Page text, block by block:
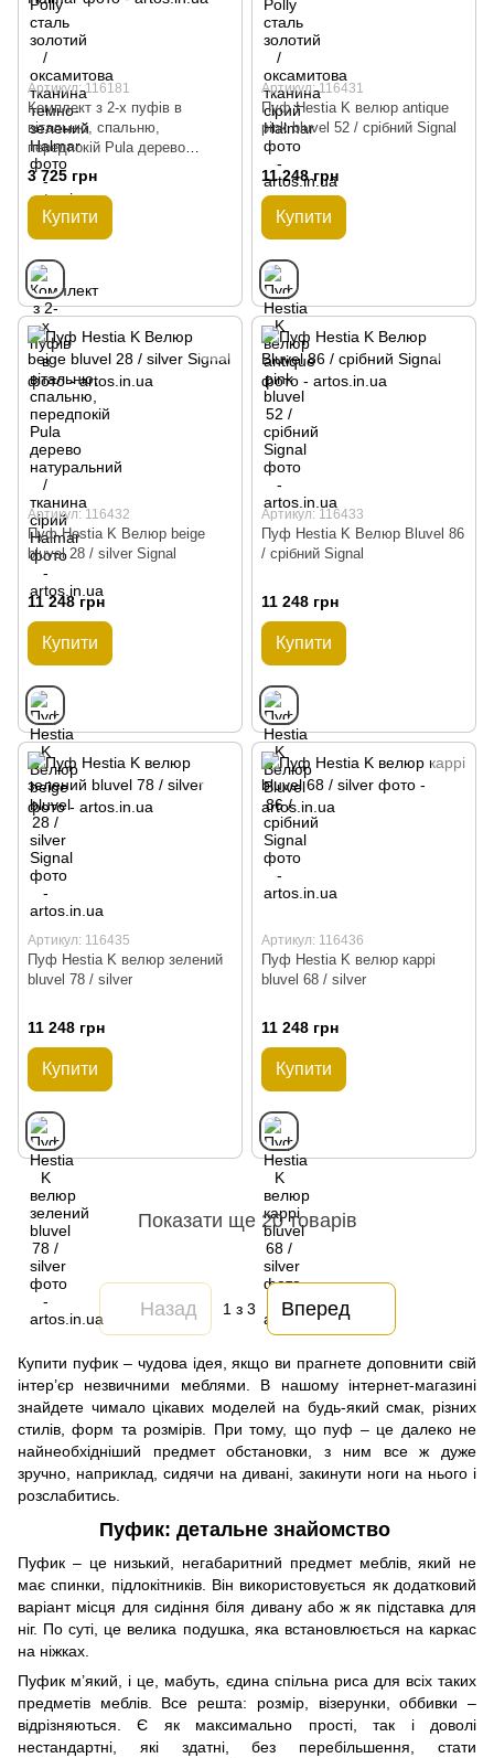
Артикул: 116181
Комплект з 2-х пуфів в
вітальню, спальню,
передпокій Pula дерево
натуральний / тканина сірий
Halmar
3 725 грн
Купити
Артикул: 116431
Пуф Hestia K велюр antique
pink bluvel 52 / срібний Signal
11 248 грн
Купити
Артикул: 116432
Пуф Hestia K Велюр beige
bluvel 28 / silver Signal
11 248 грн
Купити
Артикул: 116433
Пуф Hestia K Велюр Bluvel 86
/ срібний Signal
11 248 грн
Купити
Артикул: 116435
Пуф Hestia K велюр зелений
bluvel 78 / silver
11 248 грн
Купити
Артикул: 116436
Пуф Hestia K велюр каррі
bluvel 68 / silver
11 248 грн
Купити
Показати ще 20 товарів
Назад 1 з 3 Вперед
Купити пуфик – чудова ідея, якщо ви прагнете доповнити свій
інтер’єр незвичними меблями. В нашому інтернет-магазині
знайдете чимало цікавих моделей на будь-який смак, різних
стилів, форм та розмірів. При тому, що пуф – це далеко не
найнеобхідніший предмет обстановки, з ним все ж дуже
зручно, наприклад, сидячи на дивані, закинути ноги на нього і
розслабитись.
Пуфик: детальне знайомство
Пуфик – це низький, негабаритний предмет меблів, який не
має спинки, підлокітників. Він використовується як додатковий
варіант місця для сидіння біля дивану або ж як підставка для
ніг. По суті, це велика подушка, яка встановлюється на каркас
на ніжках.
Пуфик м’який, і це, мабуть, єдина спільна риса для всіх таких
предметів меблів. Все решта: розмір, візерунки, оббивки –
відрізняються. Є як максимально прості, так і доволі
нестандартні, які здатні, без перебільшення, стати